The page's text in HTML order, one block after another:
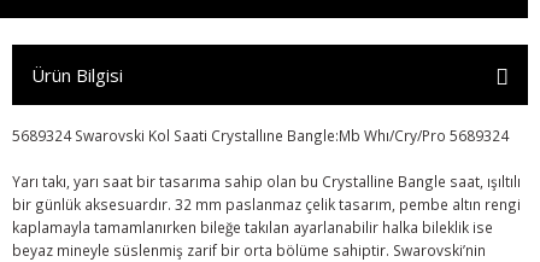
Ürün Bilgisi
5689324 Swarovski Kol Saati Crystallıne Bangle:Mb Whı/Cry/Pro 5689324
Yarı takı, yarı saat bir tasarıma sahip olan bu Crystalline Bangle saat, ışıltılı
bir günlük aksesuardır. 32 mm paslanmaz çelik tasarım, pembe altın rengi
kaplamayla tamamlanırken bileğe takılan ayarlanabilir halka bileklik ise
beyaz mineyle süslenmiş zarif bir orta bölüme sahiptir. Swarovski’nin